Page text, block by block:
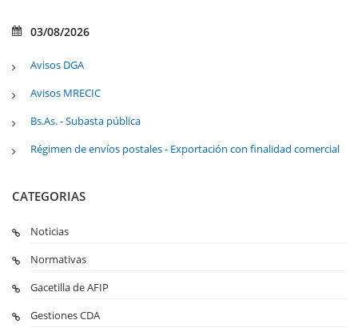
03/08/2026
Avisos DGA
Avisos MRECIC
Bs.As. - Subasta pública
Régimen de envíos postales - Exportación con finalidad comercial
CATEGORIAS
Noticias
Normativas
Gacetilla de AFIP
Gestiones CDA